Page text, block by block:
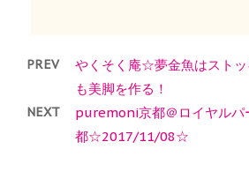
PREV
やくそく庵☆夢金魚はスト
も美脚を作る！
NEXT
puremoni京都＠ロイヤルパ
都☆2017/11/08☆